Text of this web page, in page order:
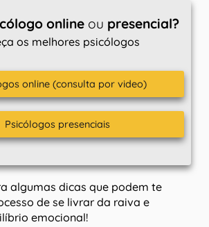
onlineou presencial?
os melhores psicólogos
online (consulta por video)
Psicólogos presenciais
algumas dicas que podem te
de se livrar da raiva e
emocional!